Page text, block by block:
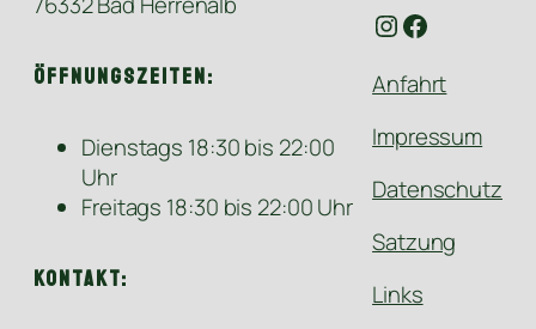
Öffnungszeiten:
Dienstags 18:30 bis 22:00
Uhr
Freitags 18:30 bis 22:00 Uhr
Kontakt:
Instagram
Facebook
Anfahrt
Impressum
Datenschutz
Satzung
Links